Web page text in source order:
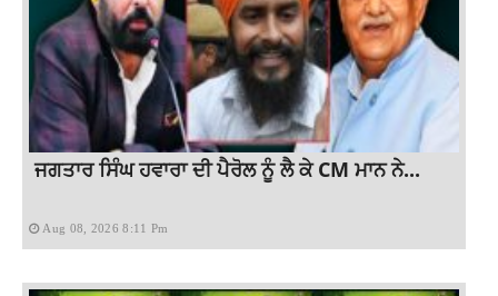
ਜਗਤਾਰ ਸਿੰਘ ਹਵਾਰਾ ਦੀ ਪੈਰੋਲ ਨੂੰ ਲੈ ਕੇ CM ਮਾਨ ਨੇ...
Aug 08, 2026 8:11 Pm